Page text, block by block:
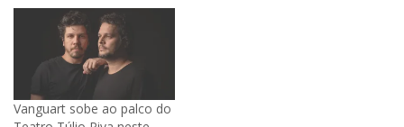
Vanguart sobe ao palco do